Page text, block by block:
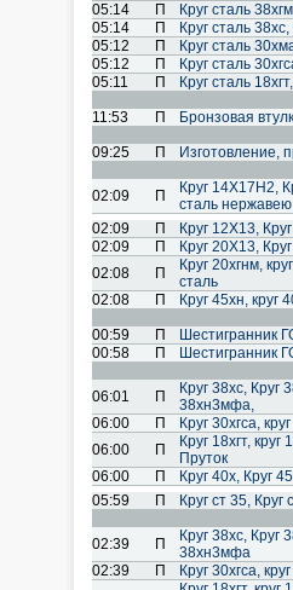
05:14 П
Круг сталь
05:14
П
Круг сталь
05:12
П
Круг сталь
05:12
П
Круг сталь
05:11
П Круг сталь
11:53 П Бронзовая
09:25 П Изготовление,
02:09 П
Круг 14Х17Н2,
сталь нержавею
02:09
П
Круг 12Х13,
02:09
П
Круг 20Х13,
02:08
П
Круг 20хгнм,
сталь
02:08
П Круг 45хн, круг
00:59 П
Шестигранник
00:58
П Шестигранник
06:01 П
Круг 38хс, Круг
38хн3мфа,
06:00
П
Круг 30хгса,
06:00
П
Круг 18хгт,
Пруток
06:00
П
Круг 40х, Круг
05:59
П Круг ст 35,
02:39 П
Круг 38хс, Круг
38хн3мфа
02:39
П
Круг 30хгса,